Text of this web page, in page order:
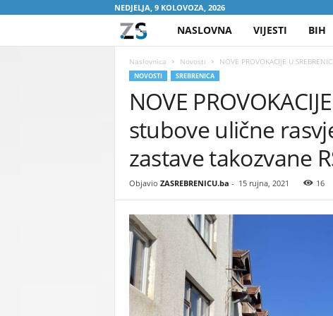
NEDJELJA, 9 KOLOVOZA, 2026
A
E
B
R
N
NASLOVNA VIJESTI BIH
Naslovnica Novosti NOVE PROVOKACIJE U
NOVOSTI SREBRENICA
NOVE
stubove ulične
zastave takozvane
Objavio ZASREBRENICU.ba - 15 rujna, 2021 16